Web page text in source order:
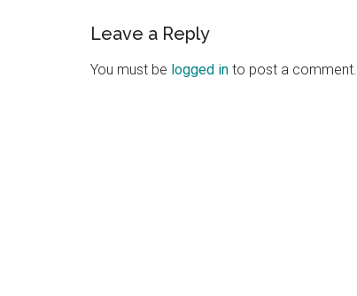
Reader
Interactions
Leave a Reply
You must be logged in to post a comment.